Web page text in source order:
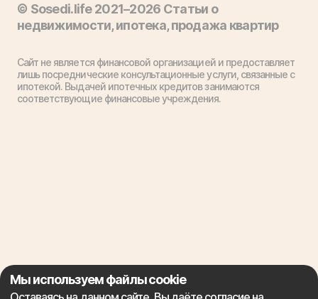
© Sosedi.life 2021–2026 Статьи о
недвижимости, ипотека, продажа квартир
Сайт не является финансовой организацией и предоставляет
лишь посреднические консультационные услуги, связанные с
ипотекой. Выдачей ипотечных кредитов занимаются
соответствующие финансовые учреждения.
Мы используем файлы cookie